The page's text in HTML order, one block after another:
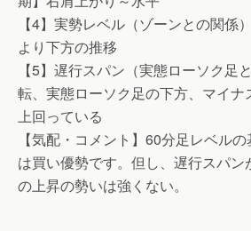
【4】実勢レベル（ゾーンとの関係
より下方の推移
【5】遅行スパン（実態ローソク足
転、実態ローソク足の下方、マイナ
上回っている
【気配・コメント】60分足レベル
は買い優勢です。但し、遅行スパ
の上昇の勢いは強くない。